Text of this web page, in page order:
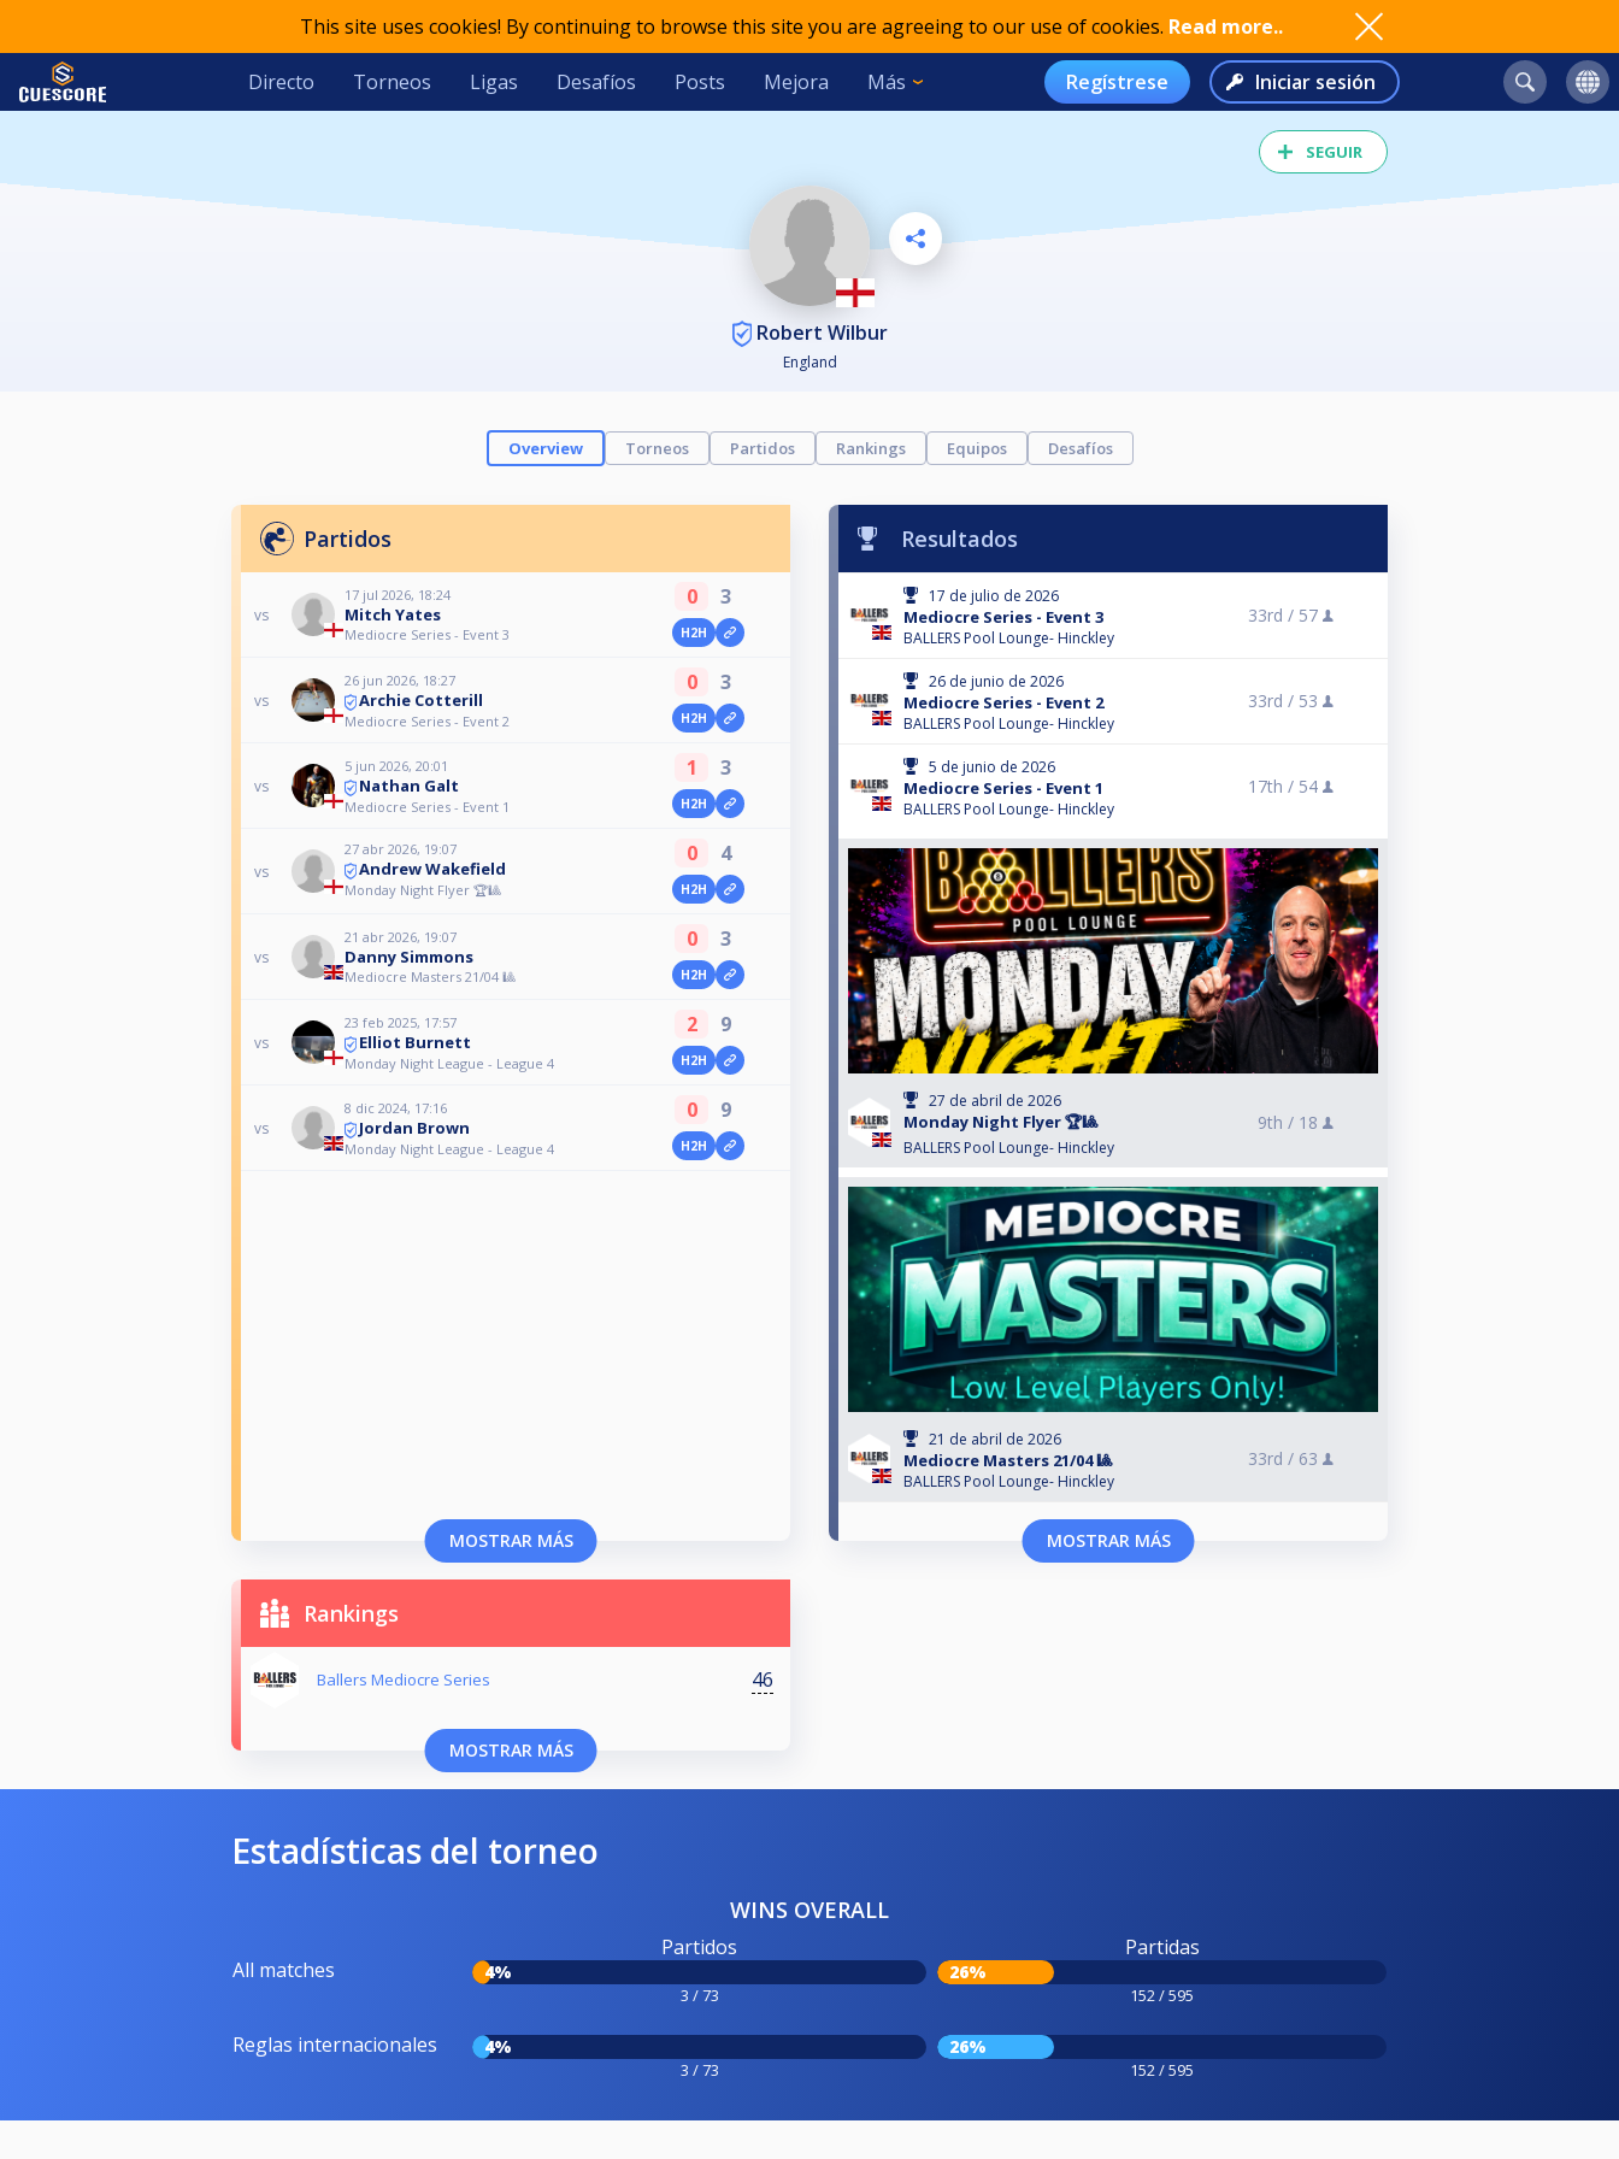
This site uses cookies! By continuing to browse this site you are agreeing to our use of cookies. Read more..
Directo Torneos Ligas Desafíos Posts Mejora Más Regístrese Iniciar sesión
SEGUIR
Robert Wilbur
England
Overview Torneos Partidos Rankings Equipos Desafíos
Partidos
vs
17 jul 2026, 18:24
Mitch Yates
Mediocre Series - Event 3
0 3
H2H
vs
26 jun 2026, 18:27
Archie Cotterill
Mediocre Series - Event 2
0 3
H2H
vs
5 jun 2026, 20:01
Nathan Galt
Mediocre Series - Event 1
1 3
H2H
vs
27 abr 2026, 19:07
Andrew Wakefield
Monday Night Flyer 🏆🎱
0 4
H2H
vs
21 abr 2026, 19:07
Danny Simmons
Mediocre Masters 21/04 🎱
0 3
H2H
vs
23 feb 2025, 17:57
Elliot Burnett
Monday Night League - League 4
2 9
H2H
vs
8 dic 2024, 17:16
Jordan Brown
Monday Night League - League 4
0 9
H2H
MOSTRAR MÁS
Resultados
17 de julio de 2026
Mediocre Series - Event 3
BALLERS Pool Lounge- Hinckley
33rd / 57
26 de junio de 2026
Mediocre Series - Event 2
BALLERS Pool Lounge- Hinckley
33rd / 53
5 de junio de 2026
Mediocre Series - Event 1
BALLERS Pool Lounge- Hinckley
17th / 54
27 de abril de 2026
Monday Night Flyer 🏆🎱
BALLERS Pool Lounge- Hinckley
9th / 18
21 de abril de 2026
Mediocre Masters 21/04 🎱
BALLERS Pool Lounge- Hinckley
33rd / 63
MOSTRAR MÁS
Rankings
Ballers Mediocre Series 46
MOSTRAR MÁS
Estadísticas del torneo
WINS OVERALL
All matches
Partidos
4%
3 / 73
Partidas
26%
152 / 595
Reglas internacionales 4%
3 / 73
26%
152 / 595